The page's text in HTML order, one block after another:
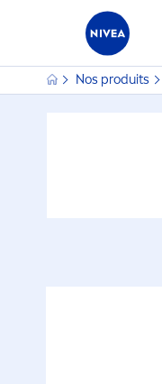
Nos produits